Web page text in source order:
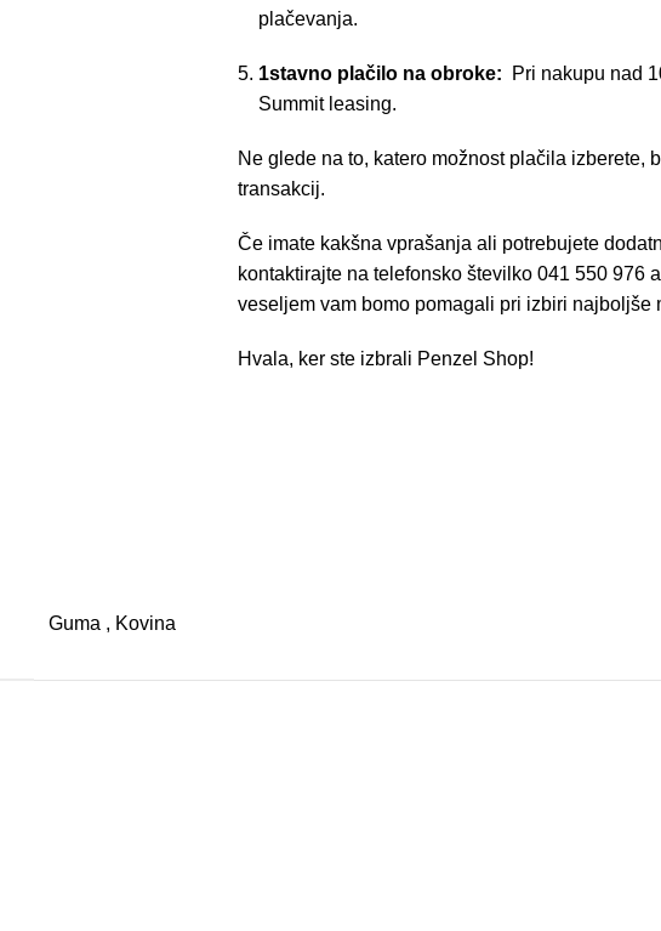
plačevanja.
1stavno plačilo na obroke:
Pri nakupu nad
Summit leasing.
Ne glede na to, katero možnost plačila izberete,
transakcij.
Če imate kakšna vprašanja ali potrebujete
kontaktirajte na telefonsko številko 041 550 976
veseljem vam bomo pomagali pri izbiri najboljše
Hvala, ker ste izbrali Penzel Shop!
Guma , Kovina